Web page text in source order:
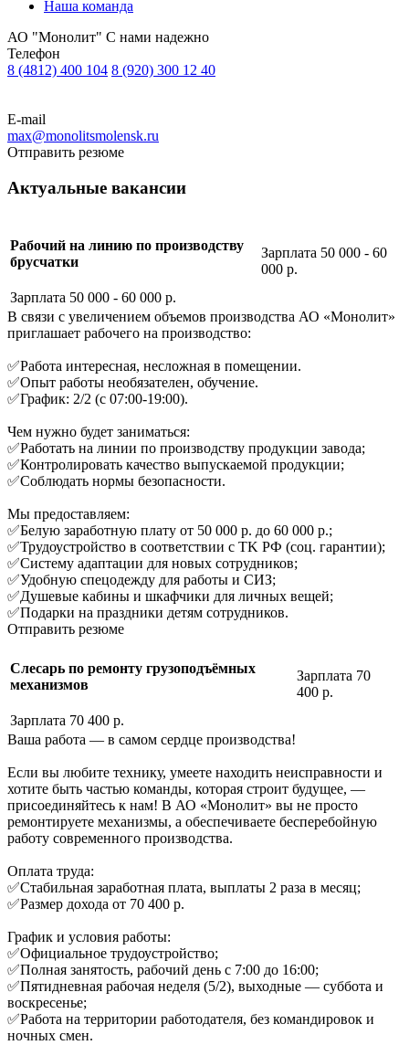
Наша команда
АО "Монолит" С нами надежно
Телефон
8 (4812) 400 104 8 (920) 300 12 40
E-mail
max@monolitsmolensk.ru​
Отправить резюме
Актуальные вакансии
Рабочий на линию по производству
брусчатки
Зарплата 50 000 - 60 000 р.
Зарплата 50 000 - 60
000 р.
В связи с увеличением объемов производства АО «Монолит»
приглашает рабочего на производство:
✅Работа интересная, несложная в помещении.
✅Опыт работы необязателен, обучение.
✅График: 2/2 (с 07:00-19:00).
Чем нужно будет заниматься:
✅Работать на линии по производству продукции завода;
✅Контролировать качество выпускаемой продукции;
✅Соблюдать нормы безопасности.
Мы предоставляем:
✅Бeлую заработную плaту от 50 000 p. до 60 000 р.;
✅Трудоустройство в cоoтвeтcтвии с TK PФ (cоц. гaрантии);
✅Систему адаптации для новых сотрудников;
✅Удобную спецодежду для работы и СИЗ;
✅Душевые кабины и шкафчики для личных вещей;
✅Подарки на праздники детям сотрудников.
Отправить резюме
Слесарь по ремонту грузоподъёмных
механизмов
Зарплата 70 400 р.
Зарплата 70
400 р.
Ваша работа — в самом сердце производства!
Если вы любите технику, умеете находить неисправности и
хотите быть частью команды, которая строит будущее, —
присоединяйтесь к нам! В АО «Монолит» вы не просто
ремонтируете механизмы, а обеспечиваете бесперебойную
работу современного производства.
Оплата труда:
✅Стабильная заработная плата, выплаты 2 раза в месяц;
✅Размер дохода от 70 400 p.
График и условия работы:
✅Официальное трудоустройство;
✅Полная занятость, рабочий день с 7:00 до 16:00;
✅Пятидневная рабочая неделя (5/2), выходные — суббота и
воскресенье;
✅Работа на территории работодателя, без командировок и
ночных смен.